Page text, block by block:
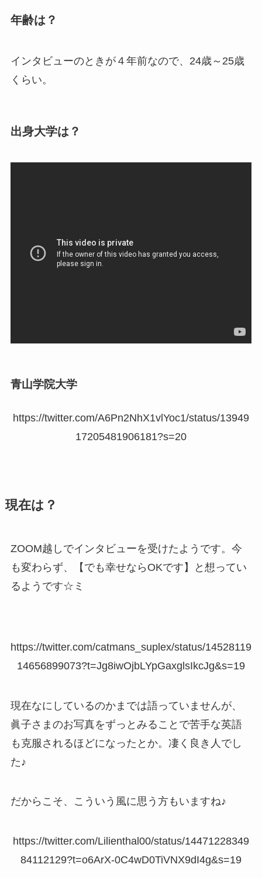
年齢は？
インタビューのときが４年前なので、24歳～25歳
くらい。
出身大学は？
青山学院大学
https://twitter.com/A6Pn2NhX1vlYoc1/status/13949
17205481906181?s=20
現在は？
ZOOM越しでインタビューを受けたようです。今
も変わらず、【でも幸せならOKです】と想ってい
るようです☆ミ
https://twitter.com/catmans_suplex/status/14528119
14656899073?t=Jg8iwOjbLYpGaxglsIkcJg&s=19
現在なにしているのかまでは語っていませんが、
眞子さまのお写真をずっとみることで苦手な英語
も克服されるほどになったとか。凄く良き人でし
た♪
だからこそ、こういう風に思う方もいますね♪
https://twitter.com/Lilienthal00/status/14471228349
84112129?t=o6ArX-0C4wD0TiVNX9dI4g&s=19